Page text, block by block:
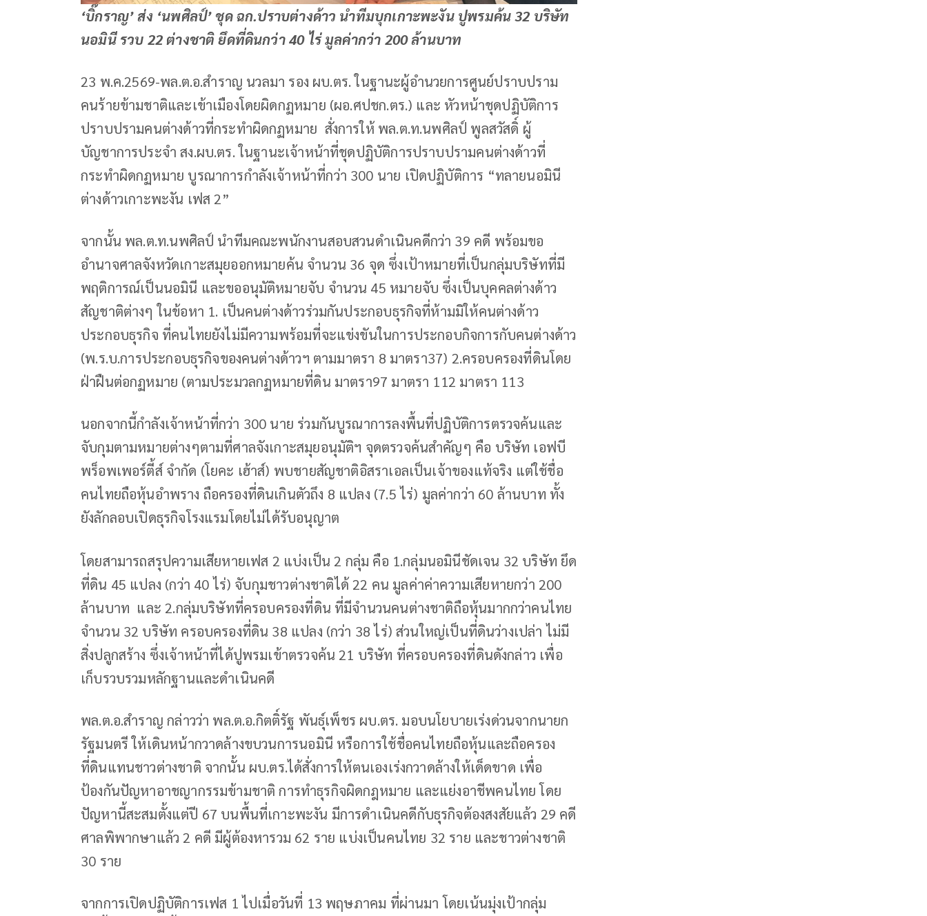
‘บิ๊กราญ’ ส่ง ‘นพศิลป์’ ชุด ฉก.ปราบต่างด้าว นำทีมบุกเกาะพะงัน ปูพรมค้น 32 บริษัท
นอมินี รวบ 22 ต่างชาติ ยึดที่ดินกว่า 40 ไร่ มูลค่ากว่า 200 ล้านบาท
23 พ.ค.2569-พล.ต.อ.สำราญ นวลมา รอง ผบ.ตร. ในฐานะผู้อำนวยการศูนย์ปราบปราม
คนร้ายข้ามชาติและเข้าเมืองโดยผิดกฏหมาย (ผอ.ศปชก.ตร.) และ หัวหน้าชุดปฏิบัติการ
ปราบปรามคนต่างด้าวที่กระทำผิดกฏหมาย สั่งการให้ พล.ต.ท.นพศิลป์ พูลสวัสดิ์ ผู้
บัญชาการประจำ สง.ผบ.ตร. ในฐานะเจ้าหน้าที่ชุดปฏิบัติการปราบปรามคนต่างด้าวที่
กระทำผิดกฏหมาย บูรณาการกำลังเจ้าหน้าที่กว่า 300 นาย เปิดปฏิบัติการ “ทลายนอมินี
ต่างด้าวเกาะพะงัน เฟส 2”
จากนั้น พล.ต.ท.นพศิลป์ นำทีมคณะพนักงานสอบสวนดำเนินคดีกว่า 39 คดี พร้อมขอ
อำนาจศาลจังหวัดเกาะสมุยออกหมายค้น จำนวน 36 จุด ซึ่งเป้าหมายที่เป็นกลุ่มบริษัทที่มี
พฤติการณ์เป็นนอมินี และขออนุมัติหมายจับ จำนวน 45 หมายจับ ซึ่งเป็นบุคคลต่างด้าว
สัญชาติต่างๆ ในข้อหา 1. เป็นคนต่างด้าวร่วมกันประกอบธุรกิจที่ห้ามมิให้คนต่างด้าว
ประกอบธุรกิจ ที่คนไทยยังไม่มีความพร้อมที่จะแข่งขันในการประกอบกิจการกับคนต่างด้าว
(พ.ร.บ.การประกอบธุรกิจของคนต่างด้าวฯ ตามมาตรา 8 มาตรา37) 2.ครอบครองที่ดินโดย
ฝ่าฝืนต่อกฏหมาย (ตามประมวลกฏหมายที่ดิน มาตรา97 มาตรา 112 มาตรา 113
นอกจากนี้กำลังเจ้าหน้าที่กว่า 300 นาย ร่วมกันบูรณาการลงพื้นที่ปฏิบัติการตรวจค้นและ
จับกุมตามหมายต่างๆตามที่ศาลจังเกาะสมุยอนุมัติฯ จุดตรวจค้นสำคัญๆ คือ บริษัท เอฟบี
พร็อพเพอร์ตี้ส์ จำกัด (โยคะ เฮ้าส์) พบชายสัญชาติอิสราเอลเป็นเจ้าของแท้จริง แต่ใช้ชื่อ
คนไทยถือหุ้นอำพราง ถือครองที่ดินเกินตัวถึง 8 แปลง (7.5 ไร่) มูลค่ากว่า 60 ล้านบาท ทั้ง
ยังลักลอบเปิดธุรกิจโรงแรมโดยไม่ได้รับอนุญาต
โดยสามารถสรุปความเสียหายเฟส 2 แบ่งเป็น 2 กลุ่ม คือ 1.กลุ่มนอมินีชัดเจน 32 บริษัท ยึด
ที่ดิน 45 แปลง (กว่า 40 ไร่) จับกุมชาวต่างชาติได้ 22 คน มูลค่าค่าความเสียหายกว่า 200
ล้านบาท และ 2.กลุ่มบริษัทที่ครอบครองที่ดิน ที่มีจำนวนคนต่างชาติถือหุ้นมากกว่าคนไทย
จำนวน 32 บริษัท ครอบครองที่ดิน 38 แปลง (กว่า 38 ไร่) ส่วนใหญ่เป็นที่ดินว่างเปล่า ไม่มี
สิ่งปลูกสร้าง ซึ่งเจ้าหน้าที่ได้ปูพรมเข้าตรวจค้น 21 บริษัท ที่ครอบครองที่ดินดังกล่าว เพื่อ
เก็บรวบรวมหลักฐานและดำเนินคดี
พล.ต.อ.สำราญ กล่าวว่า พล.ต.อ.กิตติ์รัฐ พันธุ์เพ็ชร ผบ.ตร. มอบนโยบายเร่งด่วนจากนายก
รัฐมนตรี ให้เดินหน้ากวาดล้างขบวนการนอมินี หรือการใช้ชื่อคนไทยถือหุ้นและถือครอง
ที่ดินแทนชาวต่างชาติ จากนั้น ผบ.ตร.ได้สั่งการให้ตนเองเร่งกวาดล้างให้เด็ดขาด เพื่อ
ป้องกันปัญหาอาชญากรรมข้ามชาติ การทำธุรกิจผิดกฎหมาย และแย่งอาชีพคนไทย โดย
ปัญหานี้สะสมตั้งแต่ปี 67 บนพื้นที่เกาะพะงัน มีการดำเนินคดีกับธุรกิจต้องสงสัยแล้ว 29 คดี
ศาลพิพากษาแล้ว 2 คดี มีผู้ต้องหารวม 62 ราย แบ่งเป็นคนไทย 32 ราย และชาวต่างชาติ
30 ราย
จากการเปิดปฏิบัติการเฟส 1 ไปเมื่อวันที่ 13 พฤษภาคม ที่ผ่านมา โดยเน้นมุ่งเป้ากลุ่ม